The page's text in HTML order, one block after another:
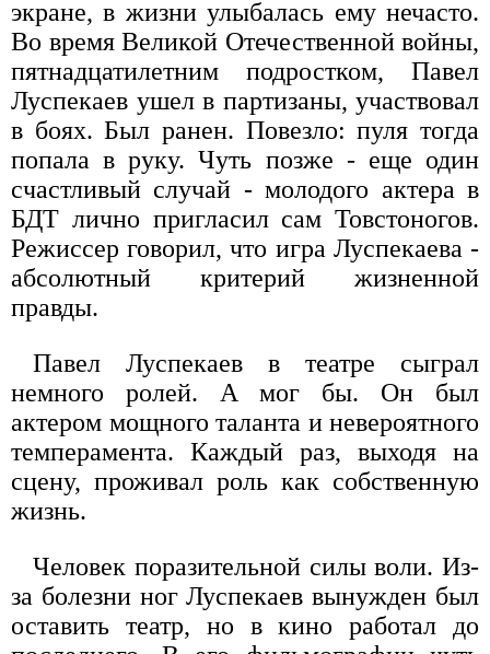
экране, в жизни улыбалась ему нечасто.
Во время Великой Отечественной войны,
пятнадцатилетним подростком, Павел
Луспекаев ушел в партизаны, участвовал
в боях. Был ранен. Повезло: пуля тогда
попала в руку. Чуть позже - еще один
счастливый случай - молодого актера в
БДТ лично пригласил сам Товстоногов.
Режиссер говорил, что игра Луспекаева -
абсолютный критерий жизненной
правды.
Павел Луспекаев в театре сыграл
немного ролей. А мог бы. Он был
актером мощного таланта и невероятного
темперамента. Каждый раз, выходя на
сцену, проживал роль как собственную
жизнь.
Человек поразительной силы воли. Из-
за болезни ног Луспекаев вынужден был
оставить театр, но в кино работал до